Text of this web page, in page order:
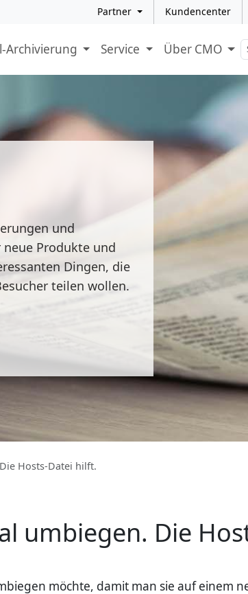
Partner Kundencenter
Archivierung Service Über CMO
und
Produkte und
Dingen, die
teilen wollen.
Hosts-Datei hilft.
umbiegen. Die
möchte, damit man sie auf einem